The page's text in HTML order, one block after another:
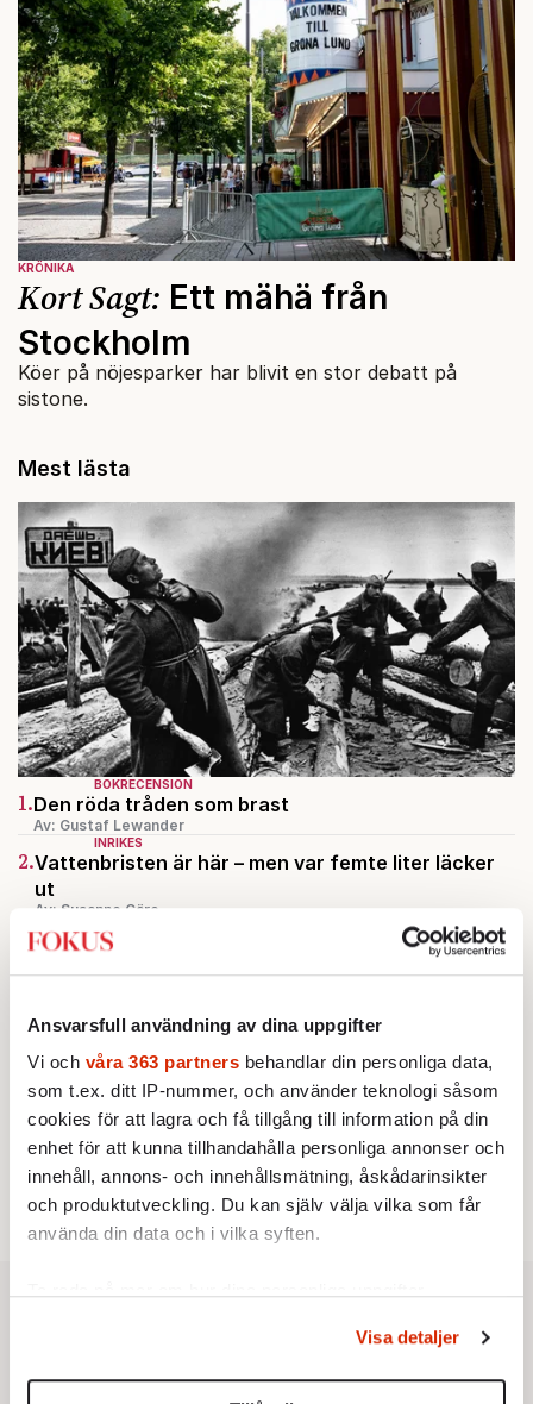
Ansvarsfull användning av dina uppgifter
Vi och våra 363 partners behandlar din personliga data,
som t.ex. ditt IP-nummer, och använder teknologi såsom
cookies för att lagra och få tillgång till information på din
enhet för att kunna tillhandahålla personliga annonser och
innehåll, annons- och innehållsmätning, åskådarinsikter
och produktutveckling. Du kan själv välja vilka som får
använda din data och i vilka syften.
Du kan ändra eller dra tillbaka ditt samtycke när som
helst från cookie-förklaringen.
Visa detaljer
KRÖNIKA
Kort Sagt: Ett mähä från
Stockholm
Köer på nöjesparker har blivit en stor debatt på
sistone.
Mest lästa
BOKRECENSION
1.Den röda tråden som brast
Av: Gustaf Lewander
INRIKES
2.Vattenbristen är här – men var femte liter läcker
ut
Av: Susanne Gäre
3.Johan Hakelius:
DN-rubriken visar vad som sägs
mellan raderna
4.Nina Lekander:På ”Kommunisthögskolan” drömde
alla om att vara arbetarklass
KRÖNIKA
5.Frans Wachtmeister:Ja, AC är ett hot mot den
franska civilisationen
6.Bitte Assarmo:Sagan om den lågbegåvade
ursprungsbefolkningen i Filipstad